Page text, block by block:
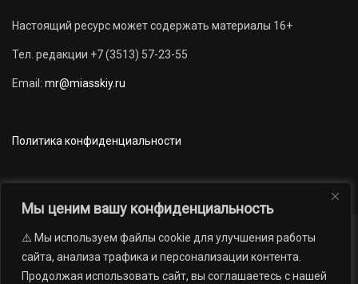
Мы ценим вашу конфиденциальность
⚠️ Мы используем файлы cookie для улучшения работы
сайта, анализа трафика и персонализации контента.
Продолжая использовать сайт, вы соглашаетесь с нашей
Настоящий ресурс может содержать материалы 16+
Тел. редакции +7 (3513) 57-23-55
Email: mr@miasskiy.ru
Политика конфиденциальности
Новости Наши проекты
Официально
АРХИВ
16+